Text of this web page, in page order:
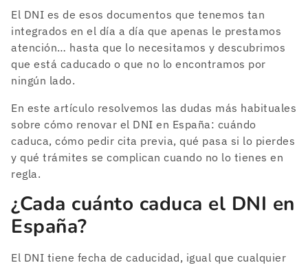
El DNI es de esos documentos que tenemos tan
integrados en el día a día que apenas le prestamos
atención… hasta que lo necesitamos y descubrimos
que está caducado o que no lo encontramos por
ningún lado.
En este artículo resolvemos las dudas más habituales
sobre cómo renovar el DNI en España: cuándo
caduca, cómo pedir cita previa, qué pasa si lo pierdes
y qué trámites se complican cuando no lo tienes en
regla.
¿Cada cuánto caduca el DNI en
España?
El DNI tiene fecha de caducidad, igual que cualquier